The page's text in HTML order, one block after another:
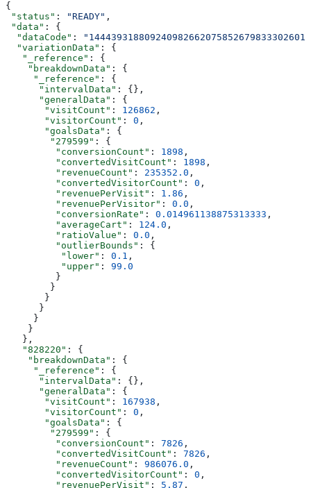
{
"status" : "READY" ,
"data" : {
  "dataCode"
:
  "variationData"
: {
   "_reference"
: {
    "breakdownData"
: {
     "_reference"
: {
      "intervalData"
: {},
      "generalData"
: {
       "visitCount"
: 126862 ,
       "visitorCount"
: 0 ,
       "goalsData"
: {
        "279599"
: {
         "conversionCount"
: 1898 ,
         "convertedVisitCount"
: 1898 ,
         "revenueCount"
: 235352.0 ,
         "convertedVisitorCount"
: 0 ,
         "revenuePerVisit"
: 1.86 ,
         "revenuePerVisitor"
: 0.0 ,
         "conversionRate"
: 0.014961138875313333 ,
         "averageCart"
: 124.0 ,
         "ratioValue"
: 0.0 ,
         "outlierBounds"
: {
          "lower"
: 0.1 ,
          "upper"
: 99.0
         }
        }
       }
      }
     }
    }
   },
   "828220"
: {
    "breakdownData"
: {
     "_reference"
: {
      "intervalData"
: {},
      "generalData"
: {
       "visitCount"
: 167938 ,
       "visitorCount"
: 0 ,
       "goalsData"
: {
        "279599"
: {
         "conversionCount"
: 7826 ,
         "convertedVisitCount"
: 7826 ,
         "revenueCount"
: 986076.0 ,
         "convertedVisitorCount"
: 0 ,
         "revenuePerVisit"
: 5.87 ,